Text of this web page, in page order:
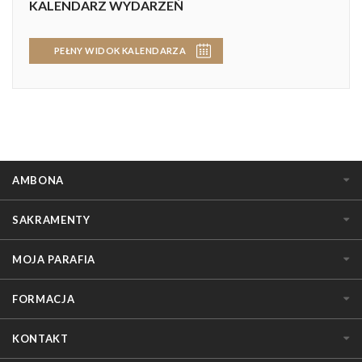
KALENDARZ WYDARZEŃ
PEŁNY WIDOK KALENDARZA
AMBONA
SAKRAMENTY
MOJA PARAFIA
FORMACJA
KONTAKT